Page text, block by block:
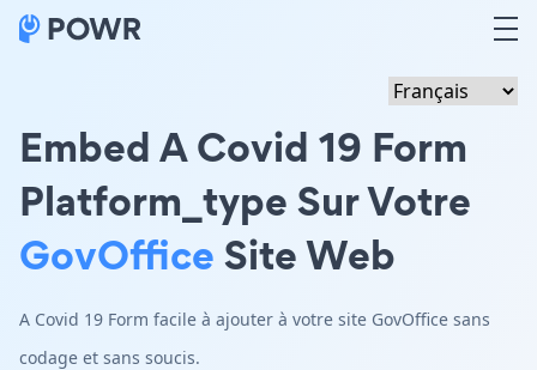
Embed A Covid 19 Form
Platform_type Sur Votre
GovOfficeSite Web
A Covid 19 Form facile à ajouter à votre site GovOffice sans
codage et sans soucis.